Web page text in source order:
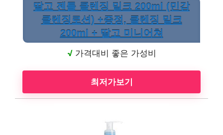
딸고 젠틀 클렌징 밀크 200ml (민감
클렌징로션) +증정, 클렌징 밀크
200ml + 딸고 미니어쳐
√가격대비 좋은 가성비
최저가보기